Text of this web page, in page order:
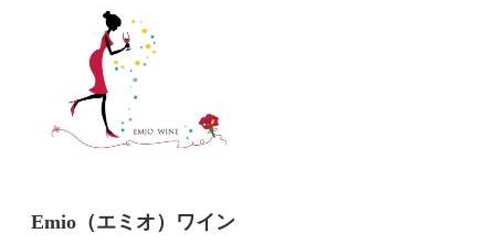
Emio（エミオ）ワイン